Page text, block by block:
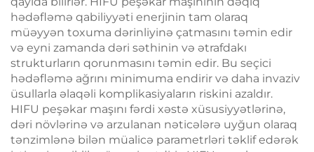
hədəfləmə qabiliyyəti enerjinin tam olaraq
müəyyən toxuma dərinliyinə çatmasını təmin edir
və eyni zamanda dəri səthinin və ətrafdakı
strukturların qorunmasını təmin edir. Bu seçici
hədəfləmə ağrını minimuma endirir və daha invaziv
üsullarla əlaqəli komplikasiyaların riskini azaldır.
HIFU peşəkar maşını fərdi xəstə xüsusiyyətlərinə,
dəri növlərinə və arzulanan nəticələrə uyğun olaraq
tənzimlənə bilən müalicə parametrləri təklif edərək